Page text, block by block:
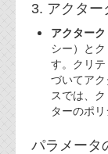
FAQ
お問い合
3. アクター
アクター
シー）と
す。クリ
づいてア
スでは、
ターのポリ
パラメータ